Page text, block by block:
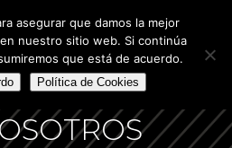
asegurar que damos la mejor
nuestro sitio web. Si continúa
que está de acuerdo.
Política de Cookies